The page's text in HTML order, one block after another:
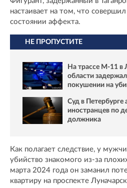
настаивает на том, что
состоянии аффекта.
НЕ ПРОПУСТИТЕ
На трассе М-11 в
области
покушении на
Суд в Петербурге
иностранцев по
должника
Как полагает следствие, у
убийство знакомого из-за
марта 2024 года он заманил
квартиру на проспекте